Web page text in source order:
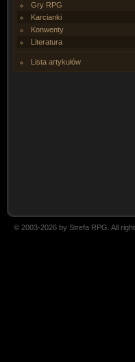
Gry RPG
Karcianki
Konwenty
Literatura
Lista artykułów
© 2003-2026 by Strefa RPG. All